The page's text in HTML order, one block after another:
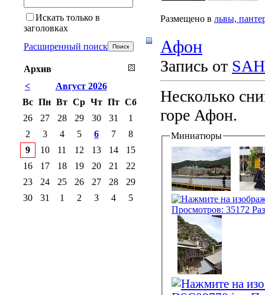
Размещено в львы,
Афон
Запись от SAH
Несколько
горе Афон.
Миниатюры
Искать только в
заголовках
Расширенный поиск
Архив
<
Август 2026
Вс Пн Вт Ср Чт Пт Сб
26
27 28 29 30 31
1
2
3 4 5 6 7
8
9
10 11 12 13 14
15
16
17 18 19 20 21
22
23
24 25 26 27 28
29
30
31 1 2 3 4 5